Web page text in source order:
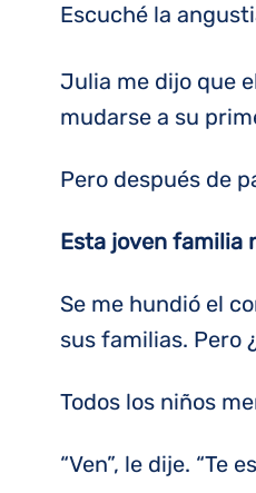
Escuché la
Julia me dijo que
mudarse a su
Pero después de
Esta joven familia
Se me hundió el
sus familias. Pero
Todos los niños
“Ven”, le dije. “Te